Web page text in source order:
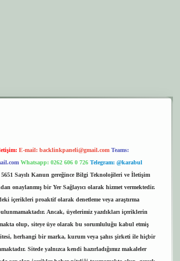
E-mail: backlinkpaneli@gmail.com Teams:
Whatsapp: 0262 606 0 726 Telegram: @karabul
5651 Sayılı Kanun gereğince Bilgi Teknolojileri ve İletişim
onaylanmış bir Yer Sağlayıcı olarak hizmet vermektedir.
içerikleri proaktif olarak denetleme veya araştırma
Ancak, üyelerimiz yazdıkları içeriklerin
olup, siteye üye olarak bu sorumluluğu kabul etmiş
herhangi bir marka, kurum veya şahıs şirketi ile hiçbir
Sitede yalnızca kendi hazırladığımız makaleler